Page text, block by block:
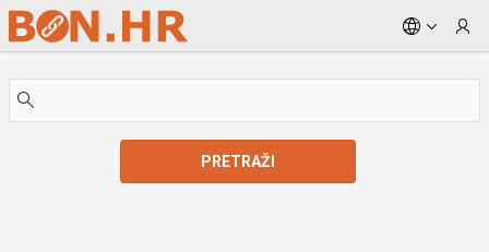
Skip to Main Content
PRETRAŽI